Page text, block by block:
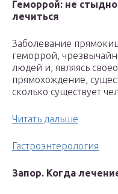
Геморрой: не
лечиться
Заболевание
геморрой,
людей и, являясь
прямохождение,
сколько существует
Читать дальше
Гастроэнтерология
Запор. Когда